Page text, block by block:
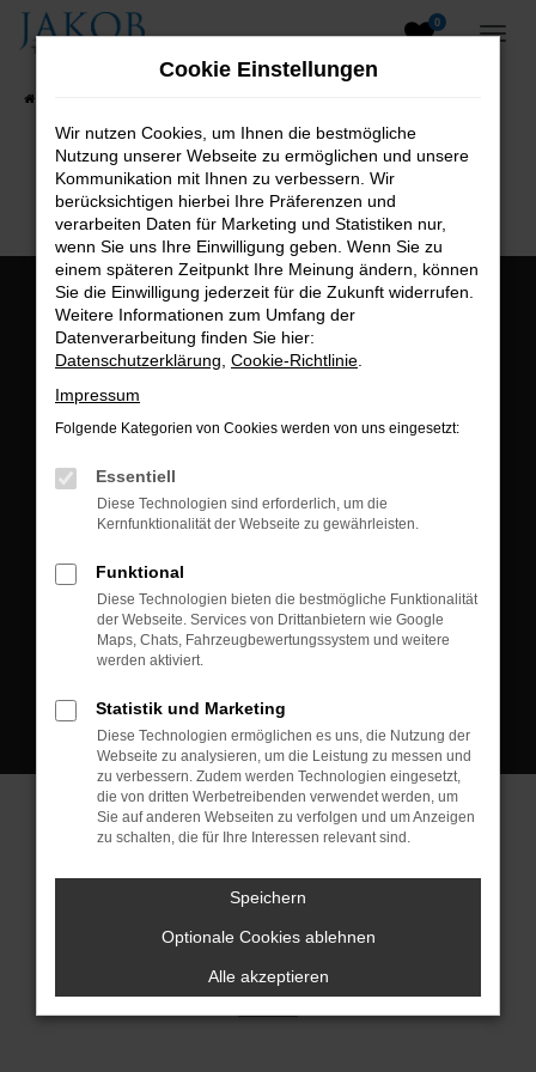
Zum
0
B2B-Shop
Öffnungszeiten:
Montag bis Freitag:
Postadresse:
Kontakt:
Tel.: +49 3745 760 90 20
Fax: +49 3745 760 90 21
Mail: fj@jakob-trading.com
Cookie Einstellungen
© 2026 Jakob Trading GmbH | Neustädter Straße 1 | DE-08223
Neustadt/Vogtland | fj@jakob-trading.com | Webdesign by audaris.de
Cookie Einstellungen
Wir nutzen Cookies, um Ihnen die bestmögliche
Nutzung unserer Webseite zu ermöglichen und unsere
Kommunikation mit Ihnen zu verbessern. Wir
berücksichtigen hierbei Ihre Präferenzen und
verarbeiten Daten für Marketing und Statistiken nur,
wenn Sie uns Ihre Einwilligung geben. Wenn Sie zu
einem späteren Zeitpunkt Ihre Meinung ändern, können
Sie die Einwilligung jederzeit für die Zukunft widerrufen.
Weitere Informationen zum Umfang der
Datenverarbeitung finden Sie hier:
Datenschutzerklärung Cookie-Richtlinie
Impressum
Folgende Kategorien von Cookies werden von uns eingesetzt:
Essentiell
Diese Technologien sind erforderlich, um die
Kernfunktionalität der Webseite zu gewährleisten.
Funktional
Diese Technologien bieten die bestmögliche Funktionalität
der Webseite. Services von Drittanbietern wie Google
Maps, Chats, Fahrzeugbewertungssystem und weitere
werden aktiviert.
Statistik und Marketing
Diese Technologien ermöglichen es uns, die Nutzung der
Webseite zu analysieren, um die Leistung zu messen und
zu verbessern. Zudem werden Technologien eingesetzt,
die von dritten Werbetreibenden verwendet werden, um
Sie auf anderen Webseiten zu verfolgen und um Anzeigen
zu schalten, die für Ihre Interessen relevant sind.
Speichern
Optionale Cookies ablehnen
Alle akzeptieren